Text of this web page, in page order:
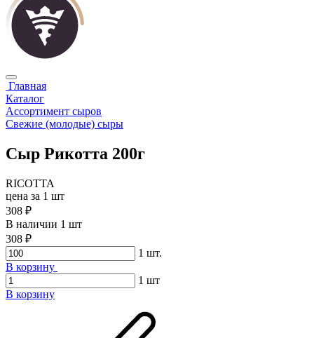
Главная
Каталог
Ассортимент сыров
Свежие (молодые) сыры
Сыр Рикотта 200г
RICOTTA
цена за 1 шт
308 ₽
В наличии 1 шт
308 ₽
1 шт.
В корзину
1 шт
В корзину